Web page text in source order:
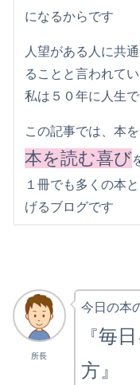
になるからです
人望がある人に共
ることと言われて
私は５０年に人生
この記事では、本
本を読む喜び
１冊でも多くの本
げるブログです
所長
今日の本
『毎
方』